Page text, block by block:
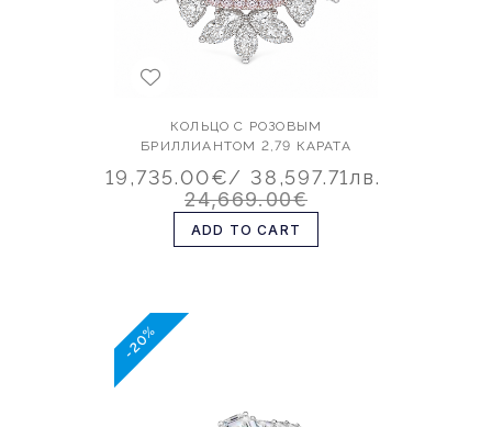
КОЛЬЦО С РОЗОВЫМ
БРИЛЛИАНТОМ 2,79 КАРАТА
19,735.00€/ 38,597.71лв.
24,669.00€
ADD TO CART
-20%